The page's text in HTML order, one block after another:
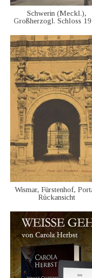
Schwerin (Meckl.),
Großherzogl. Schloss
Wismar, Fürstenhof,
Rückansicht